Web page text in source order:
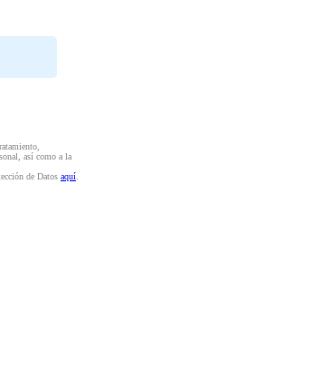
así como a la
de Datos aquí.